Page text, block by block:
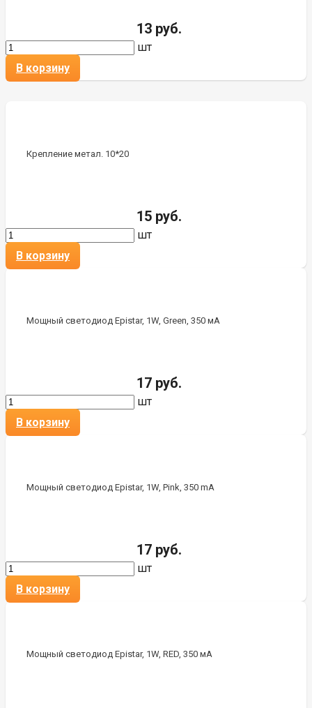
13 руб.
шт
В корзину
Крепление метал. 10*20
15 руб.
шт
В корзину
Мощный светодиод Epistar, 1W, Green, 350 мА
17 руб.
шт
В корзину
Мощный светодиод Epistar, 1W, Pink, 350 mA
17 руб.
шт
В корзину
Мощный светодиод Epistar, 1W, RED, 350 мА